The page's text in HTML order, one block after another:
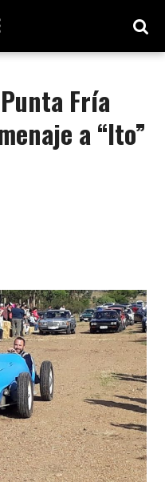
Fría
a “Ito”